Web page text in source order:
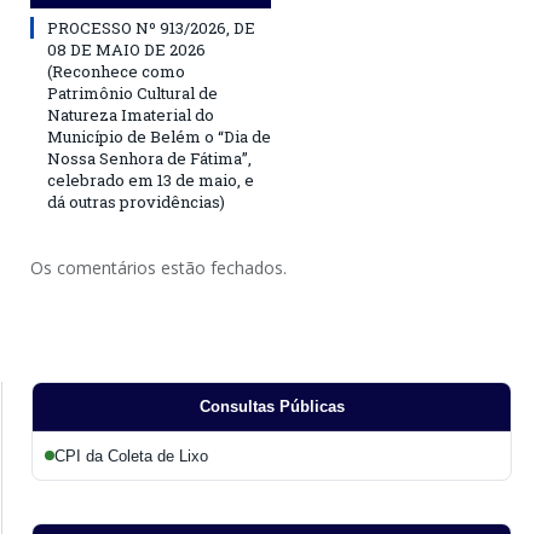
PROCESSO Nº 913/2026, DE
08 DE MAIO DE 2026
(Reconhece como
Patrimônio Cultural de
Natureza Imaterial do
Município de Belém o “Dia de
Nossa Senhora de Fátima”,
celebrado em 13 de maio, e
dá outras providências)
Os comentários estão fechados.
Consultas Públicas
CPI da Coleta de Lixo